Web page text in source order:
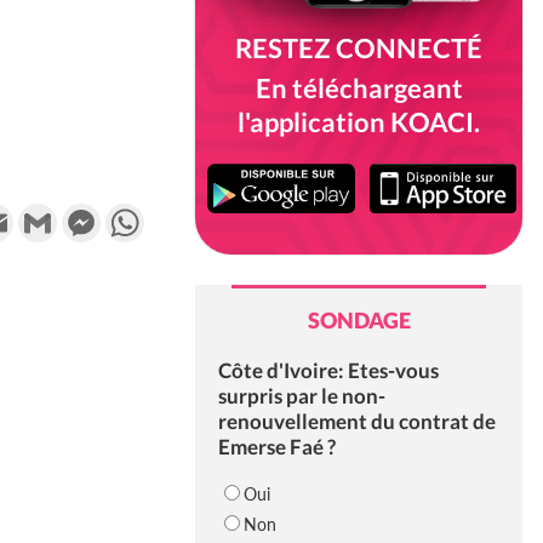
Email Gmail MessengerWhatsApp
RESTEZ CONNECTÉ
En téléchargeant
l'application KOACI.
SONDAGE
Côte d'Ivoire: Etes-vous
surpris par le non-
renouvellement du contrat de
Emerse Faé ?
Oui
Non